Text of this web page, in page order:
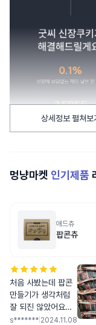
상세정보 펼쳐보
멍냥마켓 인기제품
애드츄
팝콘츄
처음 사봤는데 팝콘
만들기가 생각처럼
잘 되진 않았어요ㅠ
ㅠ 근데 어쨌든 적당
s******* 2024.11.08